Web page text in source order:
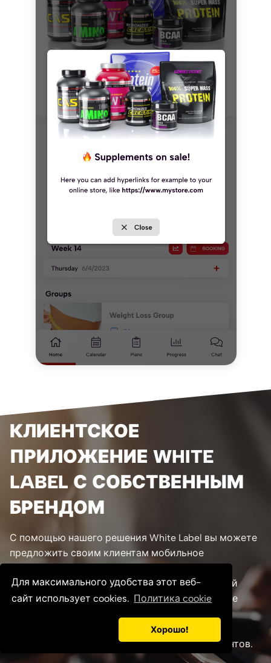
Для максимального удобства этот веб-
сайт использует cookies. Политика cookie
Хорошо!
КЛИЕНТСКОЕ
ПРИЛОЖЕНИЕ WHITE
LABEL С СОБСТВЕННЫМ
БРЕНДОМ
С помощью нашего решения White Label вы можете
предложить своим клиентам мобильное
построенное на самой интерактивной и гибкой
тренинговой платформе на рынке. Приложение
позволяет предоставлять качественные и
современные тренинг-услуги для ваших клиентов.